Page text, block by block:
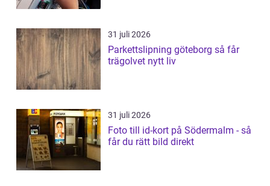
31 juli 2026
Parkettslipning göteborg så får
trägolvet nytt liv
31 juli 2026
Foto till id-kort på Södermalm - så
får du rätt bild direkt